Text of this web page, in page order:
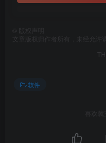
版权声明
文章版权归作者所有，未经允许
软件
喜欢